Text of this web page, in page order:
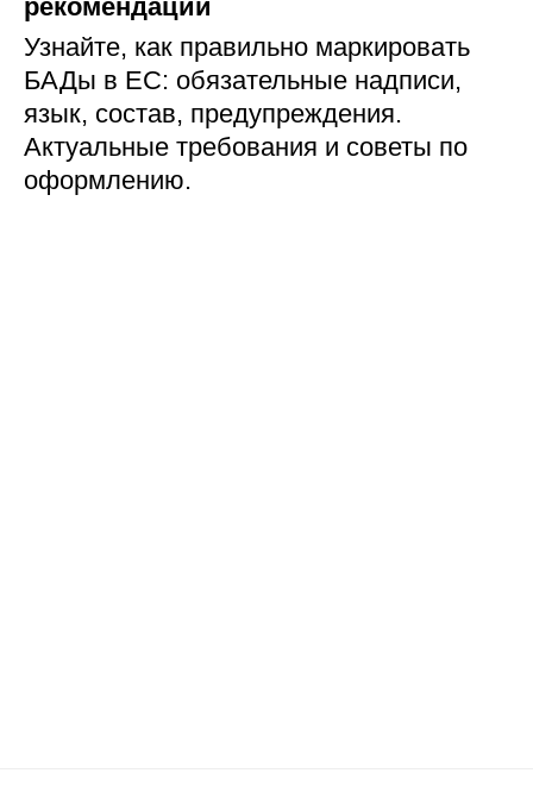
рекомендации
Узнайте, как правильно маркировать
БАДы в ЕС: обязательные надписи,
язык, состав, предупреждения.
Актуальные требования и советы по
оформлению.